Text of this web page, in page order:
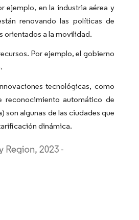
ejemplo, en la industria aérea y
renovando las políticas de
orientados a la movilidad.
Por ejemplo, el gobierno
tecnológicas, como
reconocimiento automático de
son algunas de las ciudades que
dinámica.